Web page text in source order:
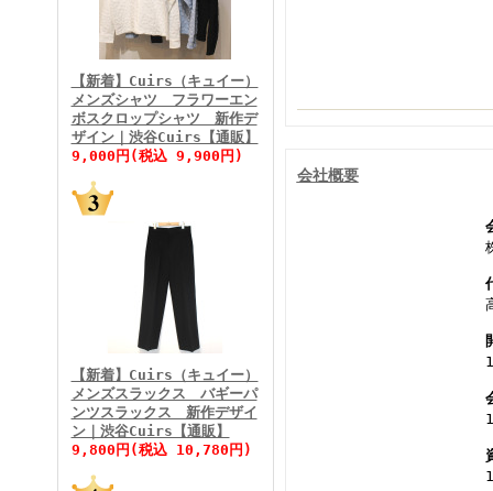
FINEBOYS2026年4月号
FINEBOYS2026年3月号
【新着】Cuirs（キュイー）
メンズシャツ フラワーエン
ボスクロップシャツ 新作デ
ザイン｜渋谷Cuirs【通販】
9,000円(税込 9,900円)
【新着】Cuirs（キュイー）
メンズスラックス バギーパ
ンツスラックス 新作デザイ
ン｜渋谷Cuirs【通販】
9,800円(税込 10,780円)
会社概要